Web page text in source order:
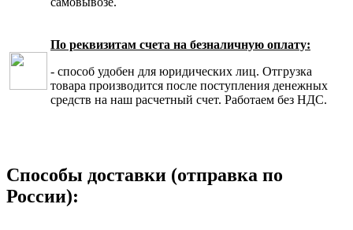
По реквизитам счета на безналичную оплату:
- способ удобен для юридических лиц. Отгрузка
товара производится после поступления денежных
средств на наш расчетный счет. Работаем без НДС.
Способы доставки (отправка по
России):